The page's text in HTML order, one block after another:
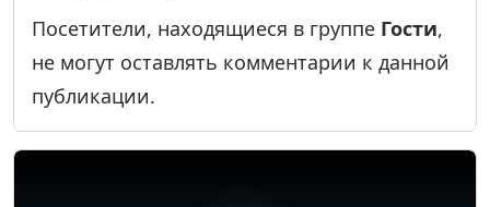
Посетители, находящиеся в группе Гости,
не могут оставлять комментарии к данной
публикации.